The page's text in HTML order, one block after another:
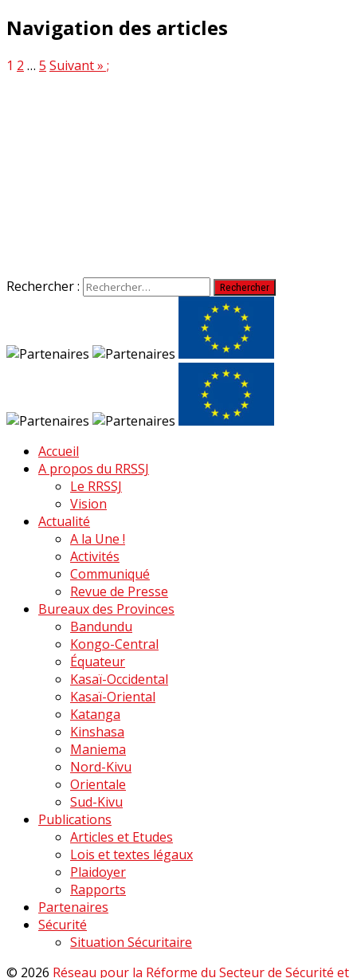
Navigation des articles
1 2 … 5 Suivant » ;
Rechercher :
Accueil
A propos du RRSSJ
Le RRSSJ
Vision
Actualité
A la Une !
Activités
Communiqué
Revue de Presse
Bureaux des Provinces
Bandundu
Kongo-Central
Équateur
Kasaï-Occidental
Kasaï-Oriental
Katanga
Kinshasa
Maniema
Nord-Kivu
Orientale
Sud-Kivu
Publications
Articles et Etudes
Lois et textes légaux
Plaidoyer
Rapports
Partenaires
Sécurité
Situation Sécuritaire
© 2026 Réseau pour la Réforme du Secteur de Sécurité et